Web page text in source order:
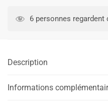
Domicile
2025
6 personnes regardent
Description
Informations